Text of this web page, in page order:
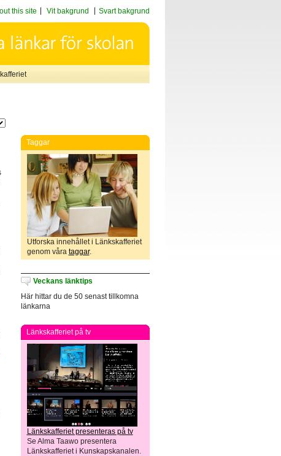
this site Vit bakgrund Svart bakgrund
Taggar
Utforska innehållet i Länkskafferiet
genom våra taggar.
Veckans länktips
Här hittar du de 50 senast tillkomna
länkarna
Länkskafferiet på tv
Länkskafferiet presenteras på tv
Se Alma Taawo presentera
Länkskafferiet i Kunskapskanalen.